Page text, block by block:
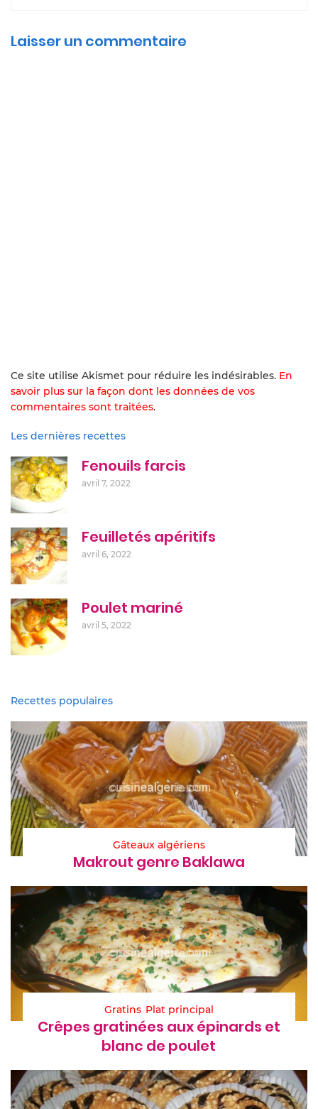
Laisser un commentaire
Ce site utilise Akismet pour réduire les indésirables. En
savoir plus sur la façon dont les données de vos
commentaires sont traitées.
Les dernières recettes
Fenouils farcis
avril 7, 2022
Feuilletés apéritifs
avril 6, 2022
Poulet mariné
avril 5, 2022
Recettes populaires
Gâteaux algériens
Makrout genre Baklawa
Gratins Plat principal
Crêpes gratinées aux épinards et
blanc de poulet